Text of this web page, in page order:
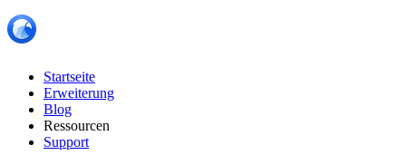
Startseite
Erweiterung
Blog
Ressourcen
Support